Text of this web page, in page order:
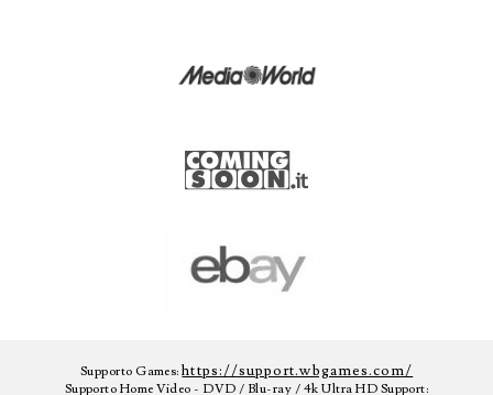
Supporto Games:https://support.wbgames.com/
Supporto Home Video - DVD / Blu-ray / 4k Ultra HD Support: